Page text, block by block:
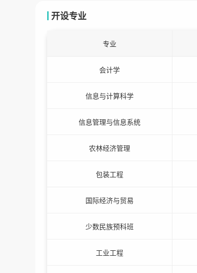
开设专业
专业
会计学
信息与计算科学
信息管理与信息系统
农林经济管理
包装工程
国际经济与贸易
少数民族预科班
工业工程